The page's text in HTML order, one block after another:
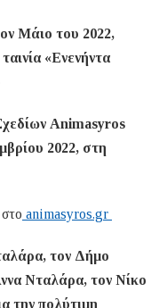
Μάιο του 2022,
«Ενενήντα
Animasyros
2022, στη
animasyros.gr
τον Δήμο
Νταλάρα, τον Νίκο
την πολύτιμη